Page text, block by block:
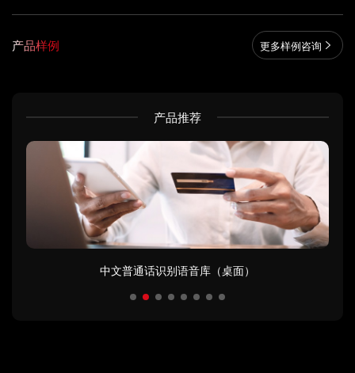
产品样例 更多样例咨询
产品推荐
中文普通话识别语音库（桌面）